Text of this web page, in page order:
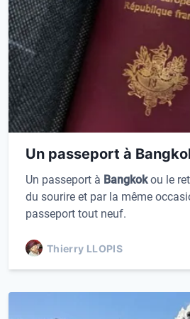
Un passeport à
Un passeport à Bangkokou le
du sourire et par la même
passeport tout neuf.
Thierry LLOPIS